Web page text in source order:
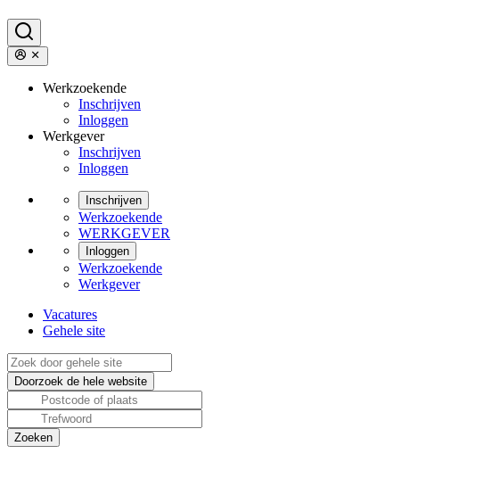
Werkzoekende
Inschrijven
Inloggen
Werkgever
Inschrijven
Inloggen
Inschrijven
Werkzoekende
WERKGEVER
Inloggen
Werkzoekende
Werkgever
Vacatures
Gehele site